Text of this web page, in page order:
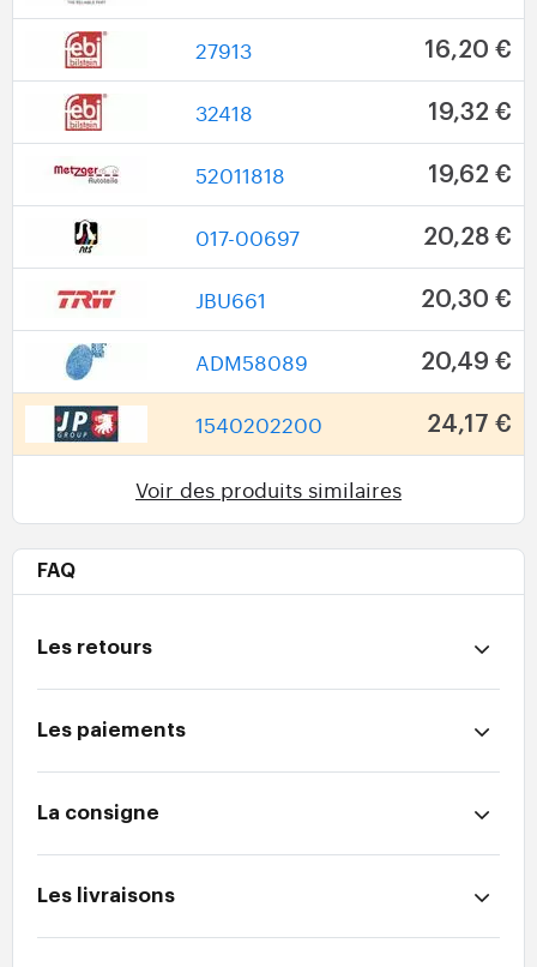
27913 16,20 €
32418 19,32 €
52011818 19,62 €
017-00697 20,28 €
JBU661 20,30 €
ADM58089 20,49 €
1540202200 24,17 €
Voir des produits similaires
FAQ
Les retours
Les paiements
La consigne
Les livraisons